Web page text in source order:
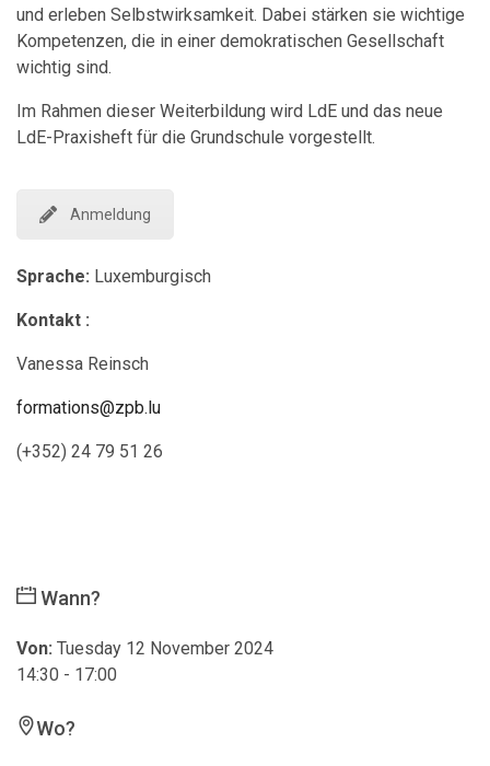
und erleben Selbstwirksamkeit. Dabei stärken sie wichtige
Kompetenzen, die in einer demokratischen Gesellschaft
wichtig sind.
Im Rahmen dieser Weiterbildung wird LdE und das neue
LdE-Praxisheft für die Grundschule vorgestellt.
Anmeldung
Sprache: Luxemburgisch
Kontakt :
Vanessa Reinsch
formations@zpb.lu
(+352) 24 79 51 26
Wann?
Von: Tuesday 12 November 2024
14:30 - 17:00
Wo?